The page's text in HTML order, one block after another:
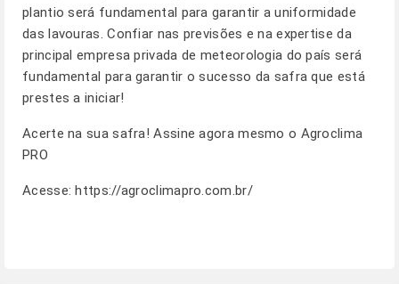
plantio será fundamental para garantir a uniformidade
das lavouras. Confiar nas previsões e na expertise da
principal empresa privada de meteorologia do país será
fundamental para garantir o sucesso da safra que está
prestes a iniciar!
Acerte na sua safra! Assine agora mesmo o Agroclima
PRO
Acesse:https://agroclimapro.com.br/